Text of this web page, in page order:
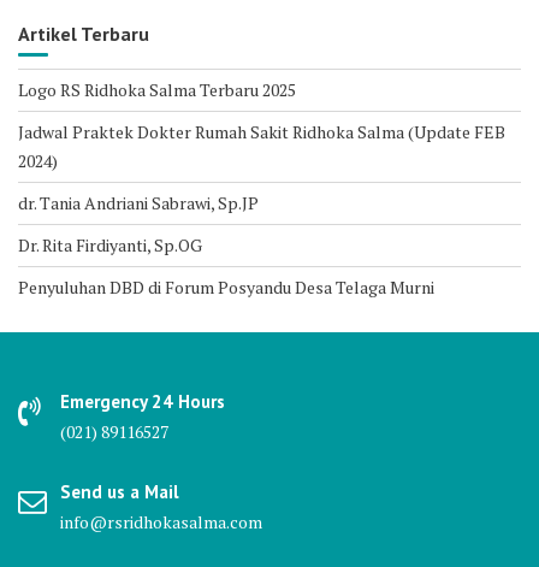
Artikel Terbaru
Logo RS Ridhoka Salma Terbaru 2025
Jadwal Praktek Dokter Rumah Sakit Ridhoka Salma (Update FEB
2024)
dr. Tania Andriani Sabrawi, Sp.JP
Dr. Rita Firdiyanti, Sp.OG
Penyuluhan DBD di Forum Posyandu Desa Telaga Murni
Emergency 24 Hours
(021) 89116527
Send us a Mail
info@rsridhokasalma.com